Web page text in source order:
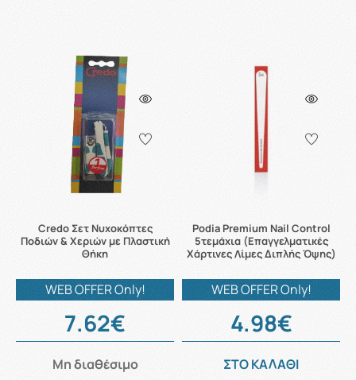
Credo Σετ Νυχοκόπτες
Ποδιών & Χεριών με Πλαστική
Θήκη
WEB OFFER Only!
7.62€
Μη διαθέσιμο
Podia Premium Nail Control
5τεμάχια (Επαγγελματικές
Χάρτινες Λίμες Διπλής Όψης)
WEB OFFER Only!
4.98€
ΣΤΟ ΚΑΛΑΘΙ